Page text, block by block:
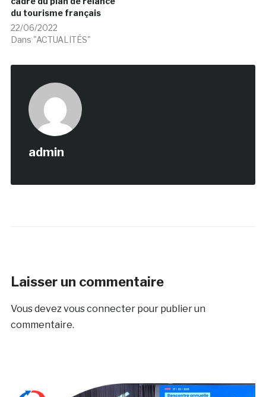
du tourisme français
22/06/2022
Dans "ACTUALITÉS"
admin
Laisser un commentaire
Vous devezvous connecterpour publier un
commentaire.